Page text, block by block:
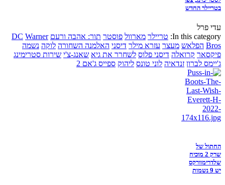
בטריילר החדש
עדי פרל
In this category: טריילר מארוול פוסטר תור: אהבה ורעם DC Warner
Bros הפלאש מעצר עזרא מילר דיסני האלמנה השחורה לוקה נשמה
פיקסאר קרואלה דיסני פלוס לשחרר את גיא שאנג-צ'י שירות סטרימינג
ג'יימס לברון זנדאיה לוני טונס ליהוק ספייס ג'אם 2
החתול של
שרק 2 מוכיח
שלדרימוורקס
יש 9 נשמות